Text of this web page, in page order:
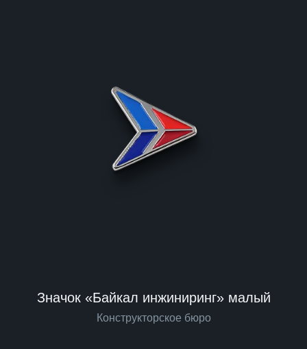
Значок «Байкал инжиниринг» малый
Конструкторское бюро